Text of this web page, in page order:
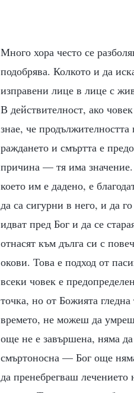
Много хора често се
подобрява. Колкото и да
изправени лице в лице с
В действителност, ако
знае, че
раждането и смъртта е
причина — тя има значение.
което им е дадено, е
да са сигурни в него, и да
идват пред Бог и да се
отнасят към дълга си с
окови. Това е подход от
всеки човек е
точка, но от Божията
времето, не можеш да
още не е завършена, няма
смъртоносна — Бог още
да пренебрегваш лечението